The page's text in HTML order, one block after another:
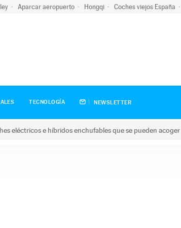
Aparcar aeropuerto Hongqi Coches viejos España
TECNOLOGÍA NEWSLETTER
eléctricos e híbridos enchufables que se pueden